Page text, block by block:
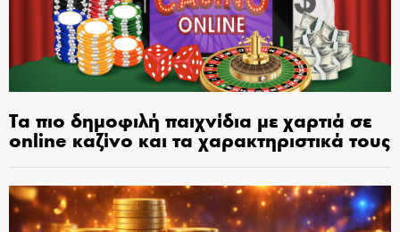
Τα πιο δημοφιλή παιχνίδια με χαρτιά σε
online καζίνο και τα χαρακτηριστικά τους